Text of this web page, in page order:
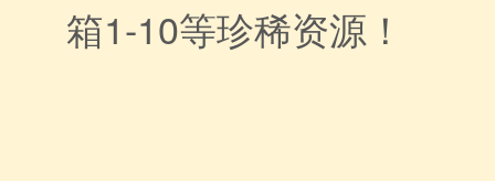
箱1-10等珍稀资源！